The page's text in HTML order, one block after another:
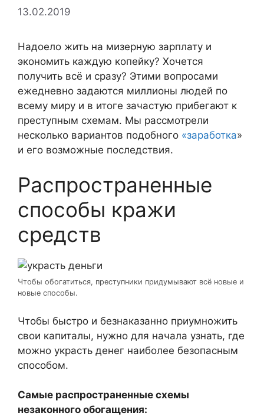
13.02.2019
Надоело жить на мизерную зарплату и
экономить каждую копейку? Хочется
получить всё и сразу? Этими вопросами
ежедневно задаются миллионы людей по
всему миру и в итоге зачастую прибегают к
преступным схемам. Мы рассмотрели
несколько вариантов подобного «заработка»
и его возможные последствия.
Распространенные
способы кражи
средств
Чтобы обогатиться, преступники придумывают всё новые и
новые способы.
Чтобы быстро и безнаказанно приумножить
свои капиталы, нужно для начала узнать, где
можно украсть денег наиболее безопасным
способом.
Самые распространенные схемы
незаконного обогащения: